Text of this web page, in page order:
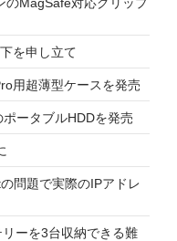
を申し立て
用超薄型ケースを発売
ータブルHDDを発売
問題で実際のIPアドレ
ーを3台収納できる難